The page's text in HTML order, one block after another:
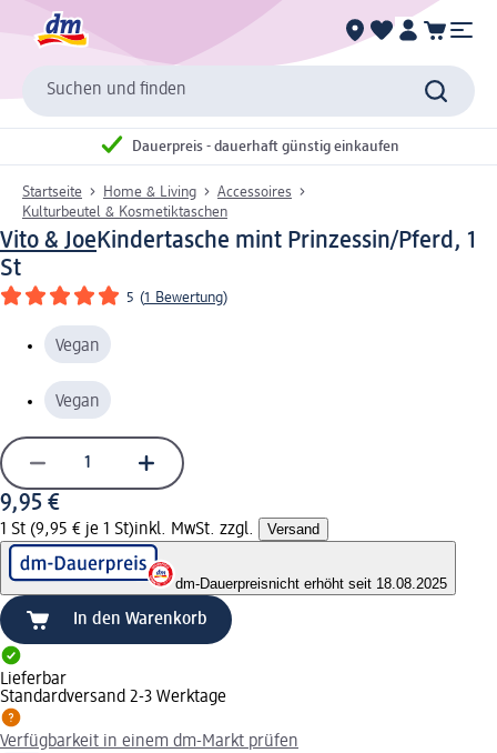
Suchen und finden
Dauerpreis - dauerhaft günstig einkaufen
Startseite Home & Living
Accessoires
Kulturbeutel & Kosmetiktaschen
Vito & Joe Kindertasche mint Prinzessin/Pferd, 1
St
5 (1 Bewertung)
Vegan
Vegan
9,95 €
1 St (9,95 € je 1 St)inkl. MwSt. zzgl. Versand
dm-Dauerpreisnicht erhöht seit 18.08.2025
In den Warenkorb
Lieferbar
Standardversand 2-3 Werktage
Verfügbarkeit in einem dm-Markt prüfen